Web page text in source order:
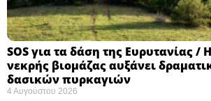
SOS για τα δάση της Ευρυτανίας
νεκρής βιομάζας αυξάνει
δασικών πυρκαγιών
4 Αυγούστου 2026